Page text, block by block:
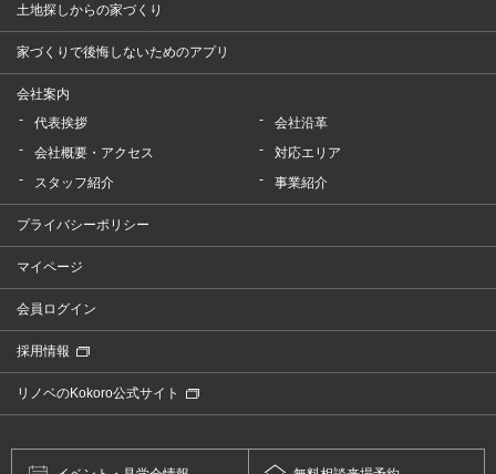
土地探しからの家づくり
家づくりで後悔しないためのアプリ
会社案内
代表挨拶
会社沿革
会社概要・アクセス
対応エリア
スタッフ紹介
事業紹介
プライバシーポリシー
マイページ
会員ログイン
採用情報
リノベのKokoro公式サイト